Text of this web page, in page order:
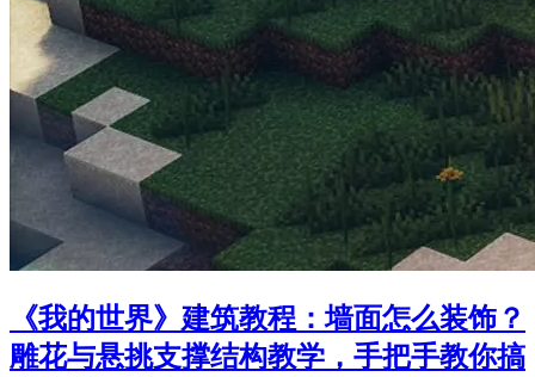
《我的世界》建筑教程：墙面怎么装饰？
雕花与悬挑支撑结构教学，手把手教你搞